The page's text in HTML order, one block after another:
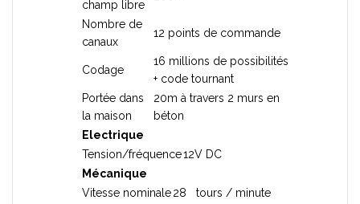
champ libre
Nombre de
canaux
12 points de commande
Codage
16 millions de possibilités
+ code tournant
Portée dans
la maison
20m à travers 2 murs en
béton
Electrique
Tension/fréquence12V DC
Mécanique
Vitesse nominale28 tours / minute